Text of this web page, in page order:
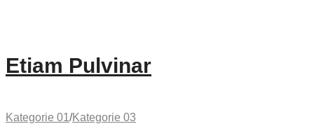
Etiam Pulvinar
Kategorie 01/Kategorie 03